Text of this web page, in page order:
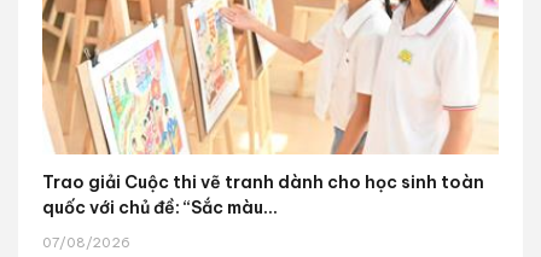
Trao giải Cuộc thi vẽ tranh dành cho học sinh toàn
quốc với chủ đề: “Sắc màu...
07/08/2026